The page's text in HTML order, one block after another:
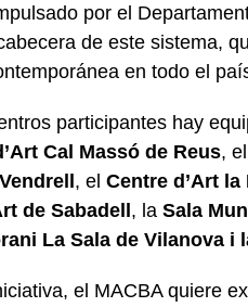
por el
de este sistema,
en todo el
participantes hay
Cal Massó de Reus, el
, el Centre d’Art
de Sabadell, la Sala
La Sala de Vilanova i
el MACBA quiere